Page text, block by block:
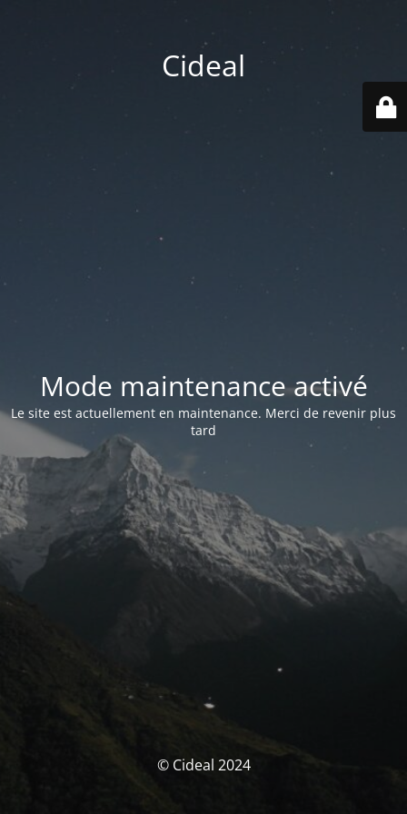
Cideal
Mode maintenance activé
Le site est actuellement en maintenance. Merci de revenir plus
tard
© Cideal 2024